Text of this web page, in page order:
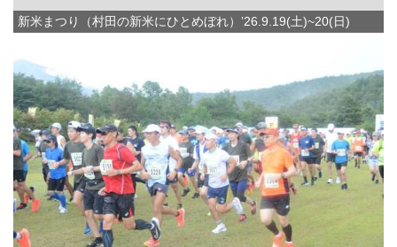
新米まつり（村田の新米にひとめぼれ）’26.9.19(土)~20(日)